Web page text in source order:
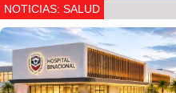
NOTICIAS: SALUD